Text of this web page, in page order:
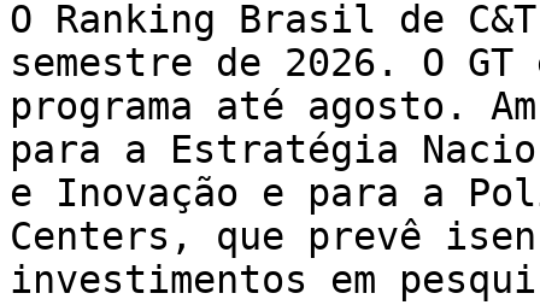
O Ranking Brasil de
semestre de 2026. O
programa até agosto.
para a Estratégia
e Inovação e para a
Centers, que prevê
investimentos em